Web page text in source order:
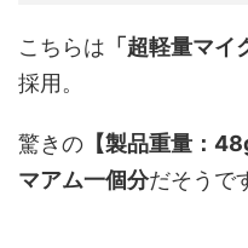
こちらは 「超軽量マイ
採用。
驚きの 【製品重量：
マアム一個分だそうで